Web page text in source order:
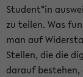
Student*in
zu teilen. Was
man auf
Stellen, die die
darauf bestehen,